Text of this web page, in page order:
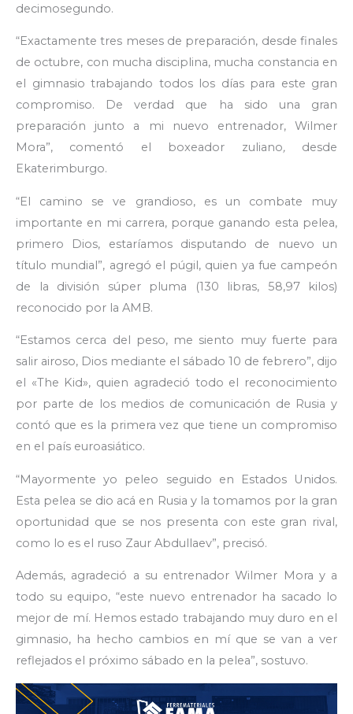
decimosegundo.
“Exactamente tres meses de preparación, desde finales
de octubre, con mucha disciplina, mucha constancia en
el gimnasio trabajando todos los días para este gran
compromiso. De verdad que ha sido una gran
preparación junto a mi nuevo entrenador, Wilmer
Mora”, comentó el boxeador zuliano,desde
Ekaterimburgo.
“El camino se ve grandioso, es un combate muy
importante en mi carrera, porque ganando esta pelea,
primero Dios, estaríamos disputando de nuevo un
título mundial”, agregó el púgil, quien ya fue campeón
de la división súper pluma (130 libras, 58,97 kilos)
reconocido por la AMB.
“Estamos cerca del peso, me siento muy fuerte para
salir airoso, Dios mediante el sábado 10 de febrero”, dijo
el «The Kid», quien agradeció todo el reconocimiento
por parte de los medios de comunicación de Rusia y
contó que es la primera vez que tiene un compromiso
en el país euroasiático.
“Mayormente yo peleo seguido en Estados Unidos.
Esta pelea se dio acá en Rusia y la tomamos por la gran
oportunidad que se nos presenta con este gran rival,
como lo es el ruso Zaur Abdullaev”, precisó.
Además, agradeció a su entrenador Wilmer Mora y a
todo su equipo, “este nuevo entrenador ha sacado lo
mejor de mí. Hemos estado trabajando muy duro en el
gimnasio, ha hecho cambios en mí que se van a ver
reflejados el próximo sábado en la pelea”, sostuvo.